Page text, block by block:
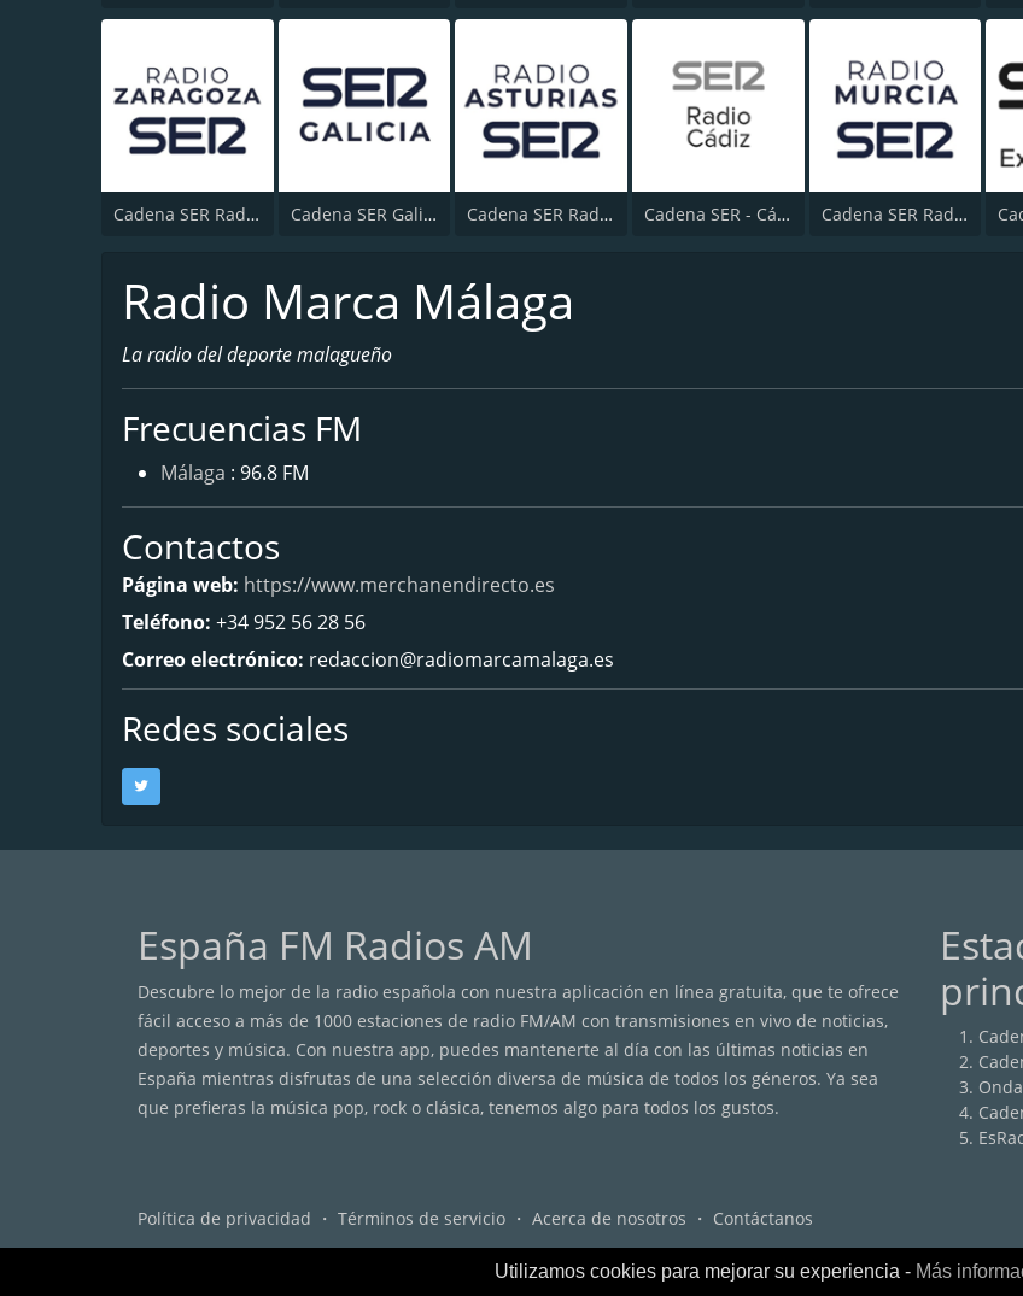
Cadena SER Radio Zaragoza Cadena SER Galicia Cadena SER Radio Asturias Cadena SER - Cádiz Cadena SER Radio Murcia
Radio Marca Málaga
La radio del deporte malagueño
Frecuencias FM
Málaga : 96.8 FM
Contactos
Página web: https://www.merchanendirecto.es
Teléfono: +34 952 56 28 56
Correo electrónico: redaccion@radiomarcamalaga.es
Redes sociales
España FM Radios AM
Descubre lo mejor de la radio española con nuestra aplicación en línea gratuita, que te ofrece
fácil acceso a más de 1000 estaciones de radio FM/AM con transmisiones en vivo de noticias,
deportes y música. Con nuestra app, puedes mantenerte al día con las últimas noticias en
España mientras disfrutas de una selección diversa de música de todos los géneros. Ya sea
que prefieras la música pop, rock o clásica, tenemos algo para todos los gustos.
Política de privacidad ・ Términos de servicio ・ Acerca de nosotros ・ Contáctanos
Utilizamos cookies para mejorar su experiencia - Más